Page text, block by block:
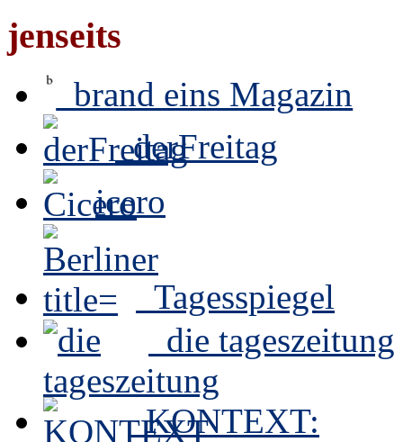
jenseits
brand eins Magazin
derFreitag
icero
Tagesspiegel
die tageszeitung
KONTEXT: